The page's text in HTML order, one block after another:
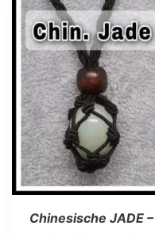
Chinesische JADE –